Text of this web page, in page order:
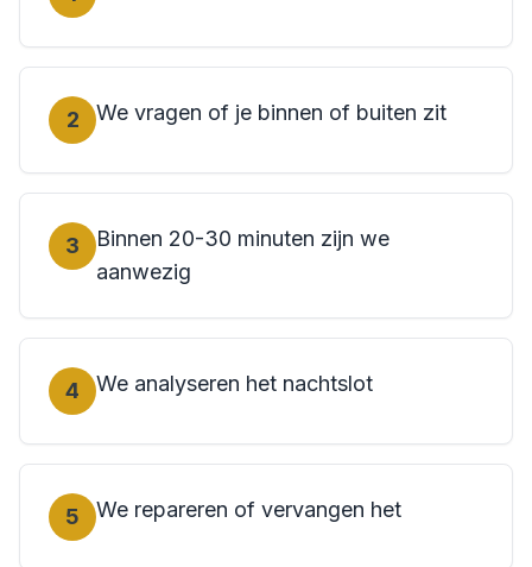
2 We vragen of je binnen of buiten zit
3
Binnen 20-30 minuten zijn we
aanwezig
4 We analyseren het nachtslot
5 We repareren of vervangen het